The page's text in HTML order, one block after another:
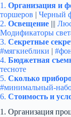
1. Организация и
торшеров | Черный
2. Освещение |||
Модификаторы
3. Секретные
#мягкиеблики |
4. Бюджетная
тесноте
5. Сколько
#минимальный-
6. Стоимость и
1. Организация